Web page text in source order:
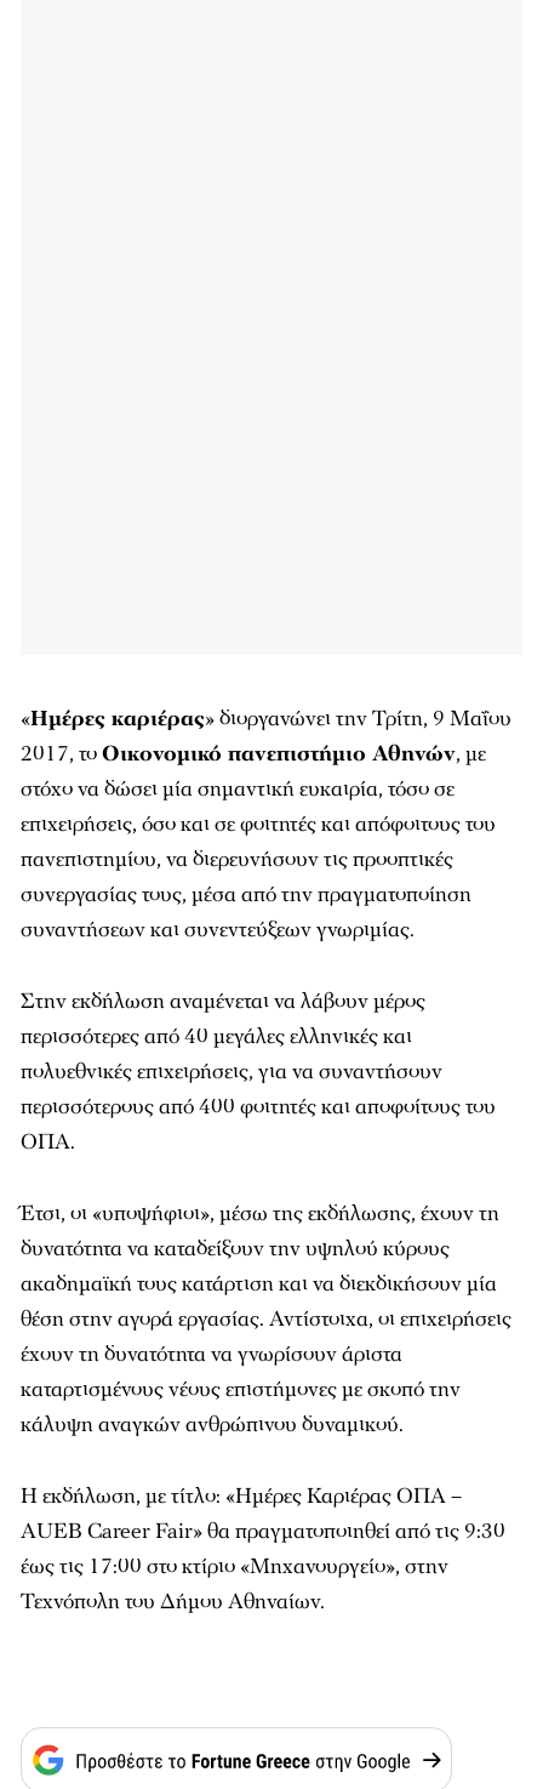
«Ημέρες καριέρας» διοργανώνει την Τρίτη, 9 Μαΐου
2017, τοΟικονομικό πανεπιστήμιο Αθηνών, με
στόχο να δώσει μία σημαντική ευκαιρία, τόσο σε
επιχειρήσεις, όσο και σε φοιτητές και απόφοιτους του
πανεπιστημίου, να διερευνήσουν τις προοπτικές
συνεργασίας τους, μέσα από την πραγματοποίηση
συναντήσεων και συνεντεύξεων γνωριμίας.
Στην εκδήλωση αναμένεται να λάβουν μέρος
περισσότερες από 40 μεγάλες ελληνικές και
πολυεθνικές επιχειρήσεις, για να συναντήσουν
περισσότερους από 400 φοιτητές και αποφοίτους του
ΟΠΑ.
Έτσι, οι «υποψήφιοι», μέσω της εκδήλωσης, έχουν τη
δυνατότητα να καταδείξουν την υψηλού κύρους
ακαδημαϊκή τους κατάρτιση και να διεκδικήσουν μία
θέση στην αγορά εργασίας. Αντίστοιχα, οι επιχειρήσεις
έχουν τη δυνατότητα να γνωρίσουν άριστα
καταρτισμένους νέους επιστήμονες με σκοπό την
κάλυψη αναγκών ανθρώπινου δυναμικού.
Η εκδήλωση, με τίτλο: «Ημέρες Καριέρας ΟΠΑ –
AUEB Career Fair» θα πραγματοποιηθεί από τις 9:30
έως τις 17:00 στο κτίριο «Μηχανουργείο», στην
Τεχνόπολη του Δήμου Αθηναίων.